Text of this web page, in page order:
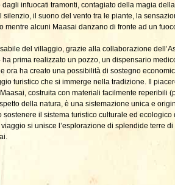
dagli infuocati tramonti, contagiato della magia
silenzio, il suono del vento tra le piante, la
mentre alcuni Maasai danzano di fronte ad un
del villaggio, grazie alla collaborazione
prima realizzato un pozzo, un dispensario
ora ha creato una possibilità di sostegno
turistico che si immerge nella tradizione. Il
costruita con materiali facilmente reperibili
della natura, è una sistemazione unica e
il sistema turistico culturale ed ecologico
si unisce l’esplorazione di splendide terre